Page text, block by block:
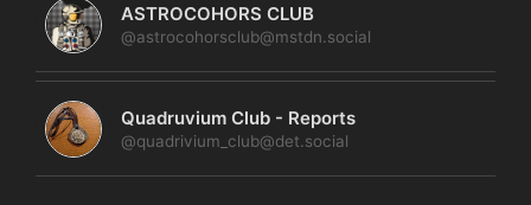
ASTROCOHORS CLUB
@astrocohorsclub@mstdn.social
Quadruvium Club - Reports
@quadrivium_club@det.social